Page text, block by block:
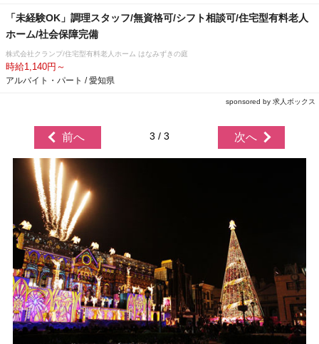
「未経験OK」調理スタッフ/無資格可/シフト相談可/住宅型有料老人
ホーム/社会保障完備
株式会社クランプ/住宅型有料老人ホーム はなみずきの庭
時給1,140円～
アルバイト・パート / 愛知県
sponsored by 求人ボックス
前へ 3 / 3 次へ